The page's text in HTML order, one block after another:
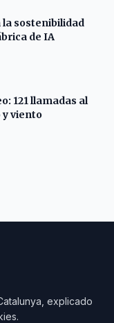
sostenibilidad
de IA
121 llamadas al
y viento
explicado